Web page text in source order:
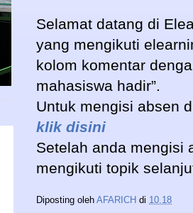
Selamat datang di
yang mengikuti
kolom komentar
mahasiswa hadir”.
Untuk mengisi absen
klik disini
Setelah anda mengisi
mengikuti topik
Diposting oleh AFARICH di 10.18